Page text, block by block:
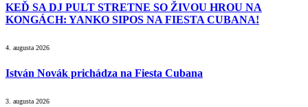
KEĎ SA DJ PULT STRETNE SO ŽIVOU HROU NA
KONGÁCH: YANKO SIPOS NA FIESTA CUBANA!
4. augusta 2026
István Novák prichádza na Fiesta Cubana
3. augusta 2026